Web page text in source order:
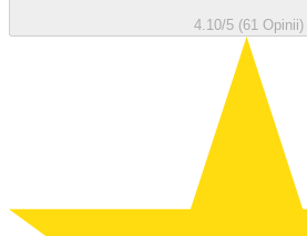
4.10/5 (61 Opinii)